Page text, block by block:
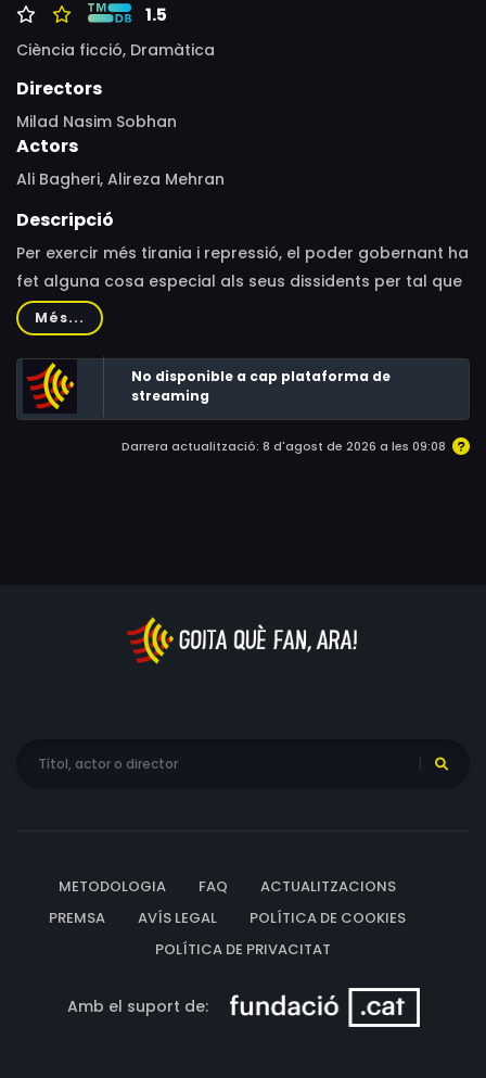
1.5
Ciència ficció, Dramàtica
Directors
Milad Nasim Sobhan
Actors
Ali Bagheri, Alireza Mehran
Descripció
Per exercir més tirania i repressió, el poder gobernant ha
fet alguna cosa especial als seus dissidents per tal que
exhalin fum al respirar, i els agents han de detenir a
aquestes persones allà on les trobin. Aliè a la llei, un
home coneix a un dels dissidents i fa que canviï el curs
de la seva vida fins que decideix emigrar a una terra
millor amb el dissident a la recerca d'una vida més
Més...
No disponible a cap plataforma de
streaming
Darrera actualització: 8 d'agost de 2026 a les 09:08
METODOLOGIA FAQ
ACTUALITZACIONS
PREMSA
AVÍS LEGAL
POLÍTICA DE COOKIES
POLÍTICA DE PRIVACITAT
Amb el suport de: